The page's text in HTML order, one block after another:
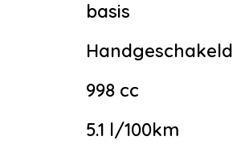
basis
Handgeschakeld
998 cc
5.1 l/100km